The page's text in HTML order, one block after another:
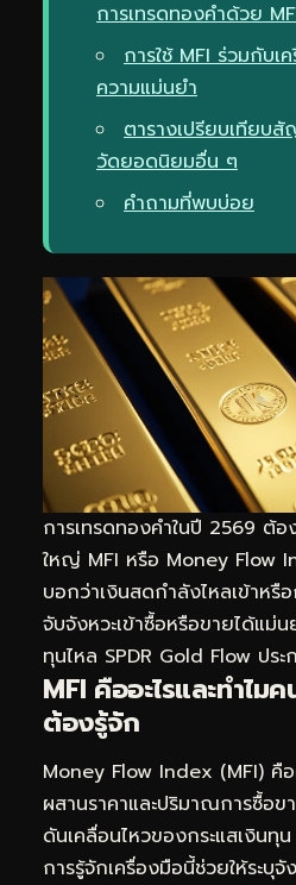
การเทรดทองคำด้วย
การใช้ MFI ร่วมกับเ
ความแม่นยำ
ตารางเปรียบเทีย
วัดยอดนิยมอื่น ๆ
คำถามที่พบบ่อย
การเทรดทองคำในปี 2569 ต้อ
ใหญ่ MFI หรือ Money Flow
บอกว่าเงินสดกำลังไหลเข้าหรื
จับจังหวะเข้าซื้อหรือขายได้แม่
ทุนไหล SPDR Gold Flow ปร
MFI คืออะไรและทำไม
ต้องรู้จัก
Money Flow Index (MFI) คื
ผสานราคาและปริมาณการซื้อ
ดันเคลื่อนไหวของกระแสเงิน
การรู้จักเครื่องมือนี้ช่วยให้ระบุ